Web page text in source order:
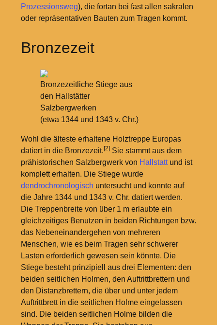
Prozessionsweg), die fortan bei fast allen sakralen
oder repräsentativen Bauten zum Tragen kommt.
Bronzezeit
Bronzezeitliche Stiege aus
den Hallstätter
Salzbergwerken
(etwa 1344 und 1343 v. Chr.)
Wohl die älteste erhaltene Holztreppe Europas
datiert in die Bronzezeit. [2]Sie stammt aus dem
prähistorischen Salzbergwerk von Hallstattund ist
komplett erhalten. Die Stiege wurde
dendrochronologisch untersucht und konnte auf
die Jahre 1344 und 1343 v. Chr. datiert werden.
Die Treppenbreite von über 1 m erlaubte ein
gleichzeitiges Benutzen in beiden Richtungen bzw.
das Nebeneinandergehen von mehreren
Menschen, wie es beim Tragen sehr schwerer
Lasten erforderlich gewesen sein könnte. Die
Stiege besteht prinzipiell aus drei Elementen: den
beiden seitlichen Holmen, den Auftrittbrettern und
den Distanzbrettern, die über und unter jedem
Auftrittbrett in die seitlichen Holme eingelassen
sind. Die beiden seitlichen Holme bilden die